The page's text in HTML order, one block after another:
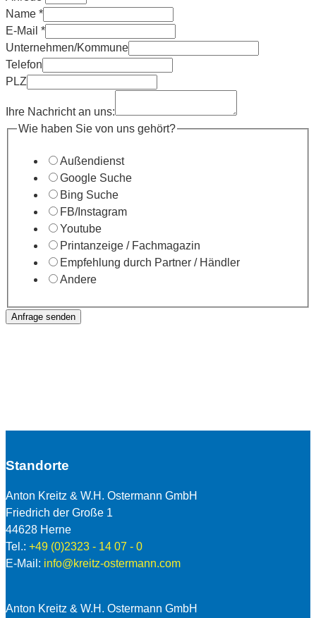
Name *
E-Mail *
Unternehmen/Kommune
Telefon
PLZ
Ihre Nachricht an uns:
Layout
Wie haben Sie von uns gehört?
Außendienst
Google Suche
Bing Suche
FB/Instagram
Youtube
Printanzeige / Fachmagazin
Empfehlung durch Partner / Händler
Andere
Anfrage senden
Standorte
Anton Kreitz & W.H. Ostermann GmbH
Friedrich der Große 1
44628 Herne
Tel.: +49 (0)2323 - 14 07 - 0
E-Mail: info@kreitz-ostermann.com
Anton Kreitz & W.H. Ostermann GmbH